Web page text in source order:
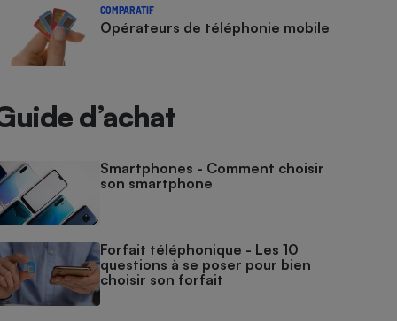
COMPARATIF
Opérateurs de téléphonie mobile
d’achat
Smartphones - Comment choisir
son smartphone
Forfait téléphonique - Les 10
questions à se poser pour bien
choisir son forfait